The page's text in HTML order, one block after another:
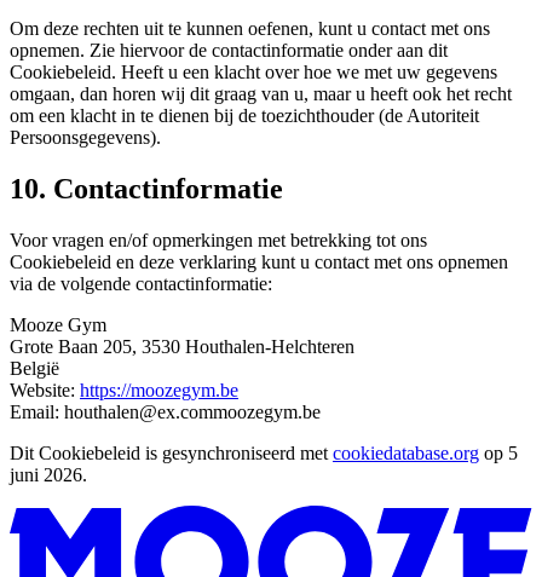
Om deze rechten uit te kunnen oefenen, kunt u contact met ons
opnemen. Zie hiervoor de contactinformatie onder aan dit
Cookiebeleid. Heeft u een klacht over hoe we met uw gegevens
omgaan, dan horen wij dit graag van u, maar u heeft ook het recht
om een klacht in te dienen bij de toezichthouder (de Autoriteit
Persoonsgegevens).
10. Contactinformatie
Voor vragen en/of opmerkingen met betrekking tot ons
Cookiebeleid en deze verklaring kunt u contact met ons opnemen
via de volgende contactinformatie:
Mooze Gym
Grote Baan 205, 3530 Houthalen-Helchteren
België
Website: https://moozegym.be
Email: houthalen@ex.commoozegym.be
Dit Cookiebeleid is gesynchroniseerd met cookiedatabase.org op 5
juni 2026.